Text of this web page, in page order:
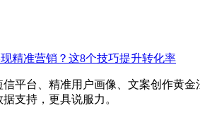
精准营销？这8个技巧提升转化率
平台、精准用户画像、文案创作黄
支持，更具说服力。